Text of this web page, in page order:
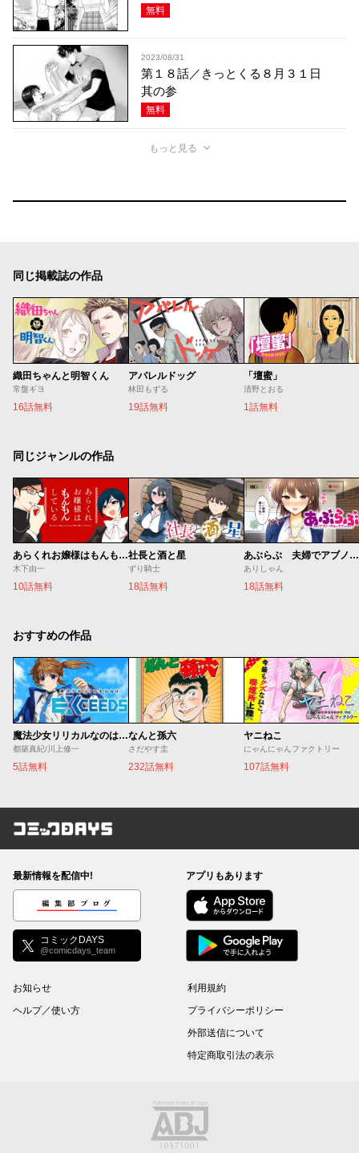
無料
2023/08/31
第１８話／きっとくる８月３１日
其の参
無料
もっと見る
同じ掲載誌の作品
織田ちゃんと明智くん
常盤ギヨ
16話無料
アパレルドッグ
林田もずる
19話無料
「壇蜜」
清野とおる
1話無料
同じジャンルの作品
あらくれお嬢様はもんもんしている
木下由一
10話無料
社長と酒と星
ずり騎士
18話無料
あぶらぶ 夫婦でアブノーマルなラブしませんか？
ありしゃん
18話無料
おすすめの作品
魔法少女リリカルなのは EXCEEDS
都築真紀/川上修一
5話無料
なんと孫六
さだやす圭
232話無料
ヤニねこ
にゃんにゃんファクトリー
107話無料
コミックDAYS
最新情報を配信中!
編集部ブログ
コミックDAYS
@comicdays_team
アプリもあります
お知らせ
ヘルプ／使い方
利用規約
プライバシーポリシー
外部送信について
特定商取引法の表示